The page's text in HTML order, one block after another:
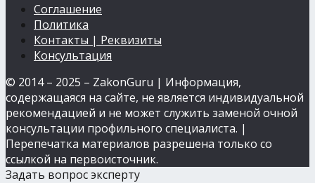
Соглашение
Политика
Контакты | Реквизиты
Консультация
© 2014 – 2025 – ZakonGuru | Информация,
содержащаяся на сайте, не является индивидуальной
рекомендацией и не может служить заменой очной
консультации профильного специалиста. |
Перепечатка материалов разрешена только со
ссылкой на первоисточник.
Задать вопрос эксперту